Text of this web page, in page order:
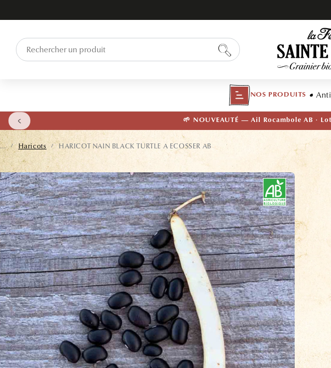
NOS PRODUITS
🌱 NOUVEAUTÉ — Ail Rocambole AB ·
... / Haricots / HARICOT NAIN BLACK TURTLE A ECOSSER AB
AUX